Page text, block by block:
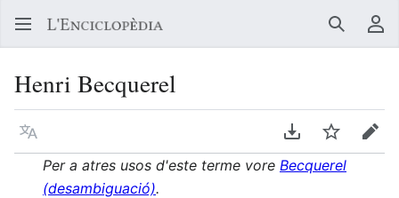
Buscar
Henri Becquerel
Llegir en un atre idioma Descarregar en
Vigilar
Per a atres usos d'este terme vore Becquerel
(desambiguació).